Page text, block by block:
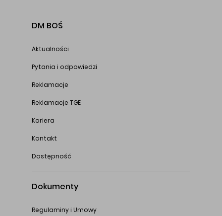
DM BOŚ
Aktualności
Pytania i odpowiedzi
Reklamacje
Reklamacje TGE
Kariera
Kontakt
Dostępność
Dokumenty
Regulaminy i Umowy